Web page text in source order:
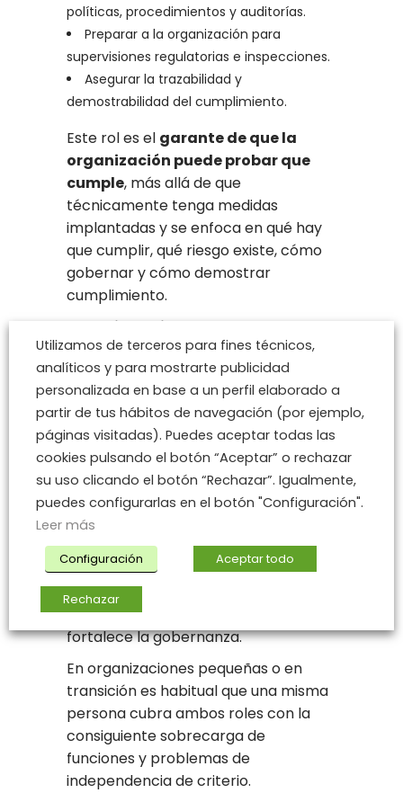
políticas, procedimientos y auditorías.
Preparar a la organización para
supervisiones regulatorias e inspecciones.
Asegurar la trazabilidad y
demostrabilidad del cumplimiento.
Este rol es el garante de que la
organización puede probar que
cumple, más allá de que
técnicamente tenga medidas
implantadas y se enfoca en qué hay
que cumplir, qué riesgo existe, cómo
gobernar y cómo demostrar
cumplimiento.
Trabajo conjunto y
complementario
En organizaciones grandes y
maduras, ambos roles suelen estar
claramente separados, el CISO
reporta sobre riesgos y capacidades
técnicas y el Responsable GRC NIS2
reporta sobre cumplimiento, brechas
regulatorias y exposición legal.
Ambos colaboran estrechamente
para alinear seguridad real y
cumplimiento demostrable
reduciendo conflictos de interés y
fortalece la gobernanza.
En organizaciones pequeñas o en
transición es habitual que una misma
persona cubra ambos roles con la
consiguiente sobrecarga de
funciones y problemas de
independencia de criterio.
Utilizamos de terceros para fines técnicos,
analíticos y para mostrarte publicidad
personalizada en base a un perfil elaborado a
partir de tus hábitos de navegación (por ejemplo,
páginas visitadas). Puedes aceptar todas las
cookies pulsando el botón “Aceptar” o rechazar
su uso clicando el botón “Rechazar”. Igualmente,
puedes configurarlas en el botón "Configuración".
Leer más
Configuración Aceptar todo
Rechazar